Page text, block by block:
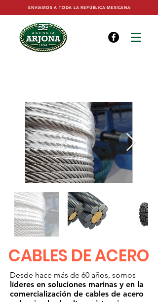
ENVIAMOS A TODA LA REPÚBLICA MEXICANA
CABLES DE ACERO
Desde hace más de 60 años, somos
líderes en soluciones marinas y en la
comercialización de cables de acero